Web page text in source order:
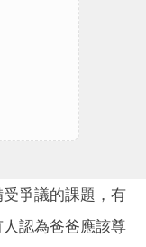
爭議的課題，有
認為爸爸應該尊